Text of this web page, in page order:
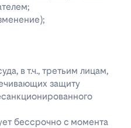
в т.ч., третьим лицам,
защиту
бессрочно с момента